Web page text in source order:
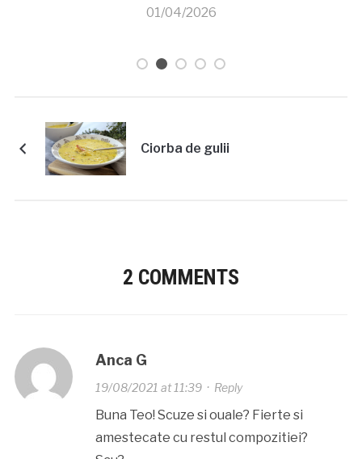
care creste singura
Ciorba de gulii
2 COMMENTS
Anca G
19/08/2021 at 11:39· Reply
Buna Teo! Scuze si ouale? Fierte si
amestecate cu restul compozitiei?